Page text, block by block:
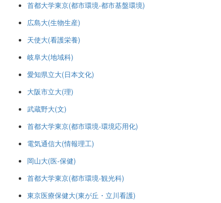
首都大学東京(都市環境-都市基盤環境)
広島大(生物生産)
天使大(看護栄養)
岐阜大(地域科)
愛知県立大(日本文化)
大阪市立大(理)
武蔵野大(文)
首都大学東京(都市環境-環境応用化)
電気通信大(情報理工)
岡山大(医-保健)
首都大学東京(都市環境-観光科)
東京医療保健大(東が丘・立川看護)